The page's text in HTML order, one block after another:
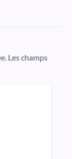
Les champs